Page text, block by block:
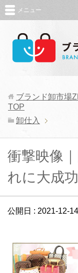
メニュー
ブランド卸市場
TOP
卸仕入
衝撃映像
れに大成功
公開日 : 2021-12-14